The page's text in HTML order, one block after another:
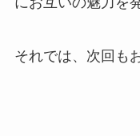
それでは、次回も